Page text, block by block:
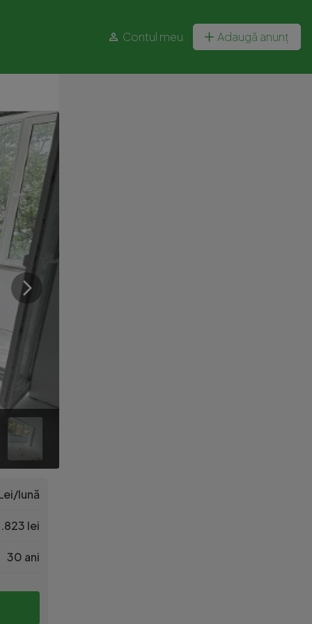
Contul meu Adaugă anunț
lună
lei
30 ani